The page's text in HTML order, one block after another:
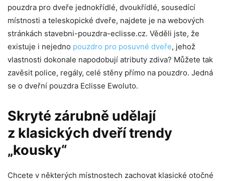
pouzdra pro dveře jednokřídlé, dvoukřídlé, sousedící
místnosti a teleskopické dveře, najdete je na webových
stránkách stavebni-pouzdra-eclisse.cz. Věděli jste, že
existuje i nejedno pouzdro pro posuvné dveře, jehož
vlastnosti dokonale napodobují atributy zdiva? Můžete tak
zavěsit police, regály, celé stěny přímo na pouzdro. Jedná
se o dveřní pouzdra Eclisse Ewoluto.
Skryté zárubně udělají
z klasických dveří trendy
„kousky“
Chcete v některých místnostech zachovat klasické otočné